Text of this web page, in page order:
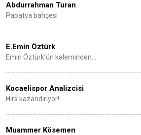
Abdurrahman Turan
Papatya bahçesi
E.Emin Öztürk
Emin Öztürk’ün kaleminden…
Kocaelispor Analizcisi
Hırs kazandırıyor!
Muammer Kösemen